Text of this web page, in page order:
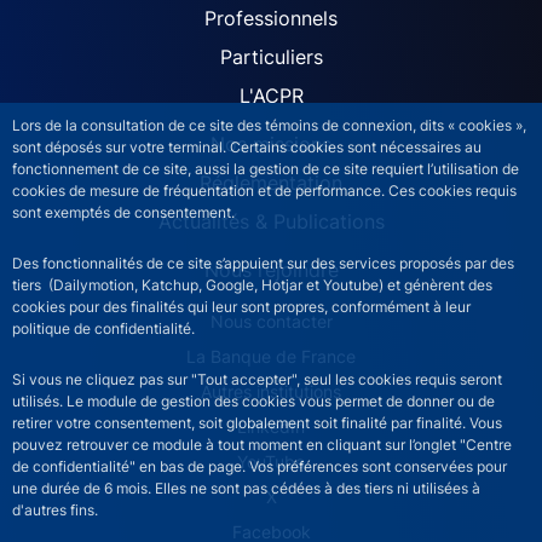
Lors de la consultation de ce site des témoins de connexion, dits « cookies »,
sont déposés sur votre terminal. Certains cookies sont nécessaires au
fonctionnement de ce site, aussi la gestion de ce site requiert l’utilisation de
cookies de mesure de fréquentation et de performance. Ces cookies requis
sont exemptés de consentement.
Des fonctionnalités de ce site s’appuient sur des services proposés par des
tiers (Dailymotion, Katchup, Google, Hotjar et Youtube) et génèrent des
cookies pour des finalités qui leur sont propres, conformément à leur
politique de confidentialité.
Si vous ne cliquez pas sur "Tout accepter", seul les cookies requis seront
utilisés. Le module de gestion des cookies vous permet de donner ou de
retirer votre consentement, soit globalement soit finalité par finalité. Vous
pouvez retrouver ce module à tout moment en cliquant sur l’onglet "Centre
de confidentialité" en bas de page. Vos préférences sont conservées pour
une durée de 6 mois. Elles ne sont pas cédées à des tiers ni utilisées à
d'autres fins.
ACPR site navigation
Professionnels
Particuliers
L'ACPR
Nos missions
Réglementation
Actualités & Publications
Nous rejoindre
ACPR footer secondary menu (French)
Nous contacter
La Banque de France
Autres institutions
LinkedIn
YouTube
X
Facebook